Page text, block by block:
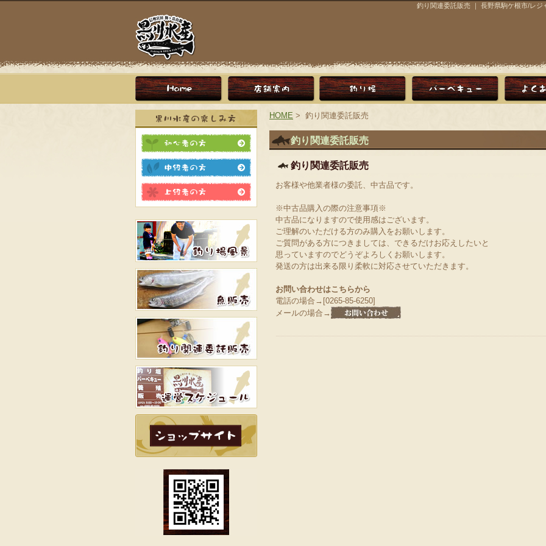
釣り関連委託販売 ｜ 長野県駒ケ根市/レ
HOME > 釣り関連委託販売
釣り関連委託販売
釣り関連委託販売
お客様や他業者様の委託、中古品です。
※中古品購入の際の注意事項※
中古品になりますので使用感はございます。
ご理解のいただける方のみ購入をお願いします。
ご質問がある方につきましては、できるだけお応えしたいと
思っていますのでどうぞよろしくお願いします。
発送の方は出来る限り柔軟に対応させていただきます。
お問い合わせはこちらから
電話の場合→[0265-85-6250]
メールの場合→